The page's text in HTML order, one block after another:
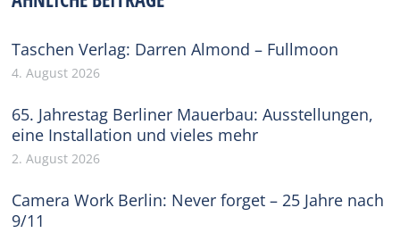
Taschen Verlag: Darren Almond – Fullmoon
4. August 2026
65. Jahrestag Berliner Mauerbau: Ausstellungen,
eine Installation und vieles mehr
2. August 2026
Camera Work Berlin: Never forget – 25 Jahre nach
9/11